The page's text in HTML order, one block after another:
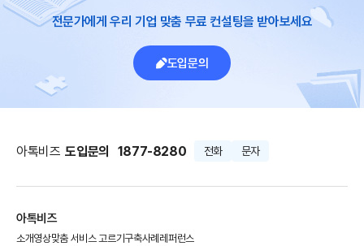
전문가에게 우리 기업 맞춤 무료 컨설팅을 받아보세요
도입문의
아톡비즈 도입문의 1877-8280 전화 문자
아톡비즈
소개영상맞춤 서비스 고르기구축사례 레퍼런스